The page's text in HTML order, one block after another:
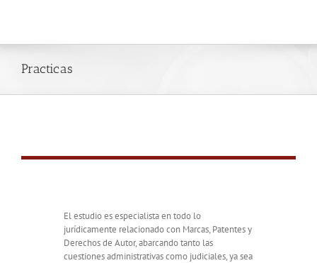
Practicas
El estudio es especialista en todo lo
jurídicamente relacionado con Marcas, Patentes y
Derechos de Autor, abarcando tanto las
cuestiones administrativas como judiciales, ya sea